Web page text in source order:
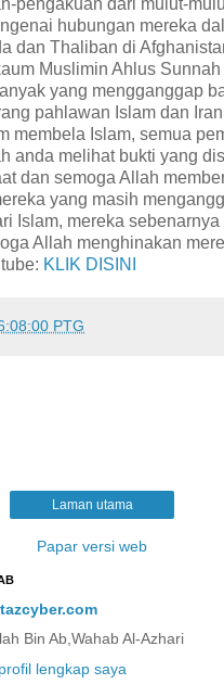
pengakuan dari mulut-
hubungan mereka
dan Thaliban di
Muslimin Ahlus Sunnah
yang mengganggap
pahlawan Islam dan
membela Islam, semua
anda melihat bukti yang
dan semoga Allah
yang masih
Islam, mereka sebenarnya
Allah menghinakan
KLIK DISINI
PTG
Laman utama
Papar versi web
Bin Ab,Wahab Al-Azhari
lengkap saya